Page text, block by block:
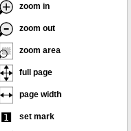
zoom in
zoom out
zoom area
full page
page width
set mark